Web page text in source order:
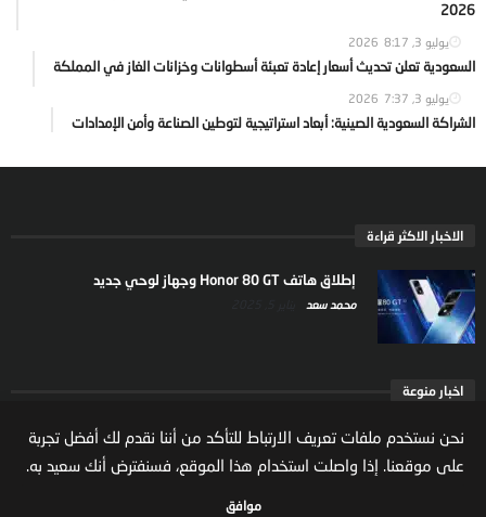
2026
يوليو 3, 2026 8:17
السعودية تعلن تحديث أسعار إعادة تعبئة أسطوانات وخزانات الغاز في المملكة
يوليو 3, 2026 7:37
الشراكة السعودية الصينية: أبعاد استراتيجية لتوطين الصناعة وأمن الإمدادات
الاخبار الاكثر قراءة
إطلاق هاتف Honor 80 GT وجهاز لوحي جديد
محمد سعد
اخبار منوعة
ارتفاع ملكية المستثمرين الاجانب في السوق السعودية
مال واعمال
نحن نستخدم ملفات تعريف الارتباط للتأكد من أننا نقدم لك أفضل تجربة
على موقعنا. إذا واصلت استخدام هذا الموقع، فسنفترض أنك سعيد به.
موافق